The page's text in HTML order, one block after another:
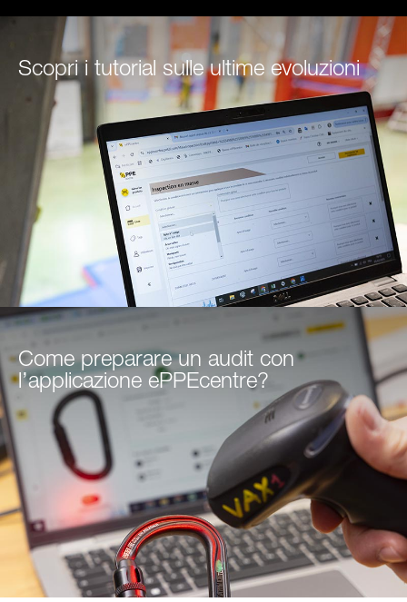
Scopri i tutorial sulle ultime evoluzioni
Come preparare un audit con
l’applicazione ePPEcentre?